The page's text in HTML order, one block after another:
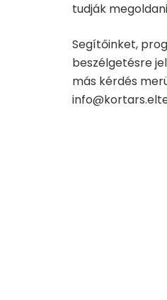
tudják
Segítőinket,
beszélgetésre
más kérdés